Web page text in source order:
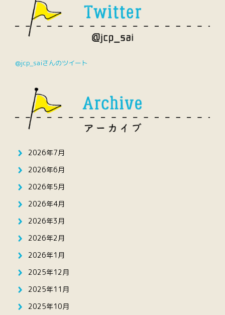
@jcp_saiさんのツイート
2026年7月
2026年6月
2026年5月
2026年4月
2026年3月
2026年2月
2026年1月
2025年12月
2025年11月
2025年10月